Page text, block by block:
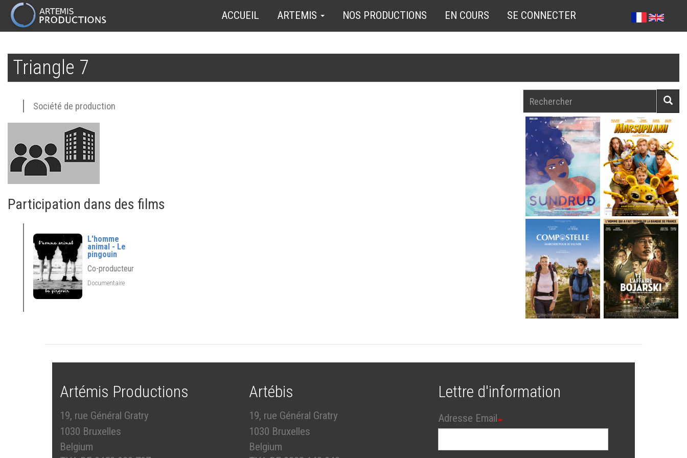
contenu
principal
MAIN
NAVIGATION
ACCUEIL ARTEMIS NOS PRODUCTIONS EN COURS SE CONNECTER
Triangle 7
Société de production
Participation dans des films
L'homme
animal - Le
pingouin
Co-producteur
Documentaire
Artémis Productions
19, rue Général Gratry
1030 Bruxelles
Belgium
Artébis
19, rue Général Gratry
1030 Bruxelles
Belgium
Lettre d'information
Adresse Email